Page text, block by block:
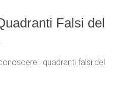
Falsi del
i quadranti falsi del